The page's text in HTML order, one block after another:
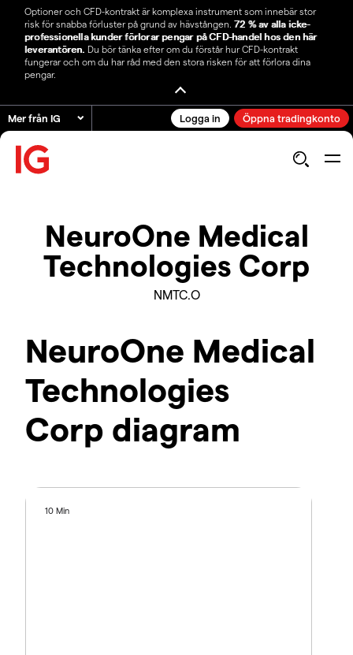
Optioner och CFD-kontrakt är komplexa instrument som innebär stor
risk för snabba förluster på grund av hävstången. 72 % av alla icke-
professionella kunder förlorar pengar på CFD-handel hos den här
leverantören. Du bör tänka efter om du förstår hur CFD-kontrakt
fungerar och om du har råd med den stora risken för att förlora dina
pengar.
Mer från IG Logga in Öppna tradingkonto
NeuroOne Medical
Technologies Corp
NMTC.O
NeuroOne Medical
Technologies
Corp diagram
10 Min